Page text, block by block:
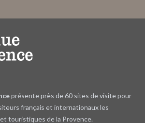
présente près de 60 sites de visite pour
français et internationaux les
touristiques de la Provence.